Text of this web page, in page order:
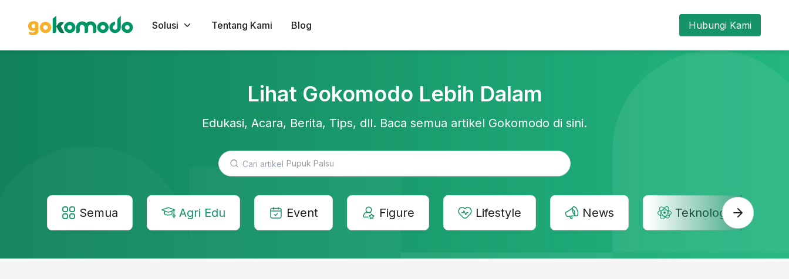
Solusi Tentang Kami Blog Hubungi Kami
Lihat Gokomodo Lebih Dalam
Edukasi, Acara, Berita, Tips, dll. Baca semua artikel Gokomodo di sini.
Teknologi Pertanian
Semua Agri Edu Event Figure Lifestyle News Teknologi